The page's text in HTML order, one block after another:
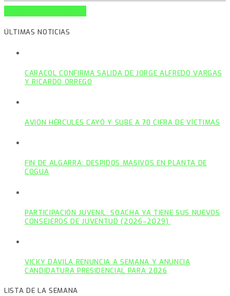
ÚLTIMAS NOTICIAS
CARACOL CONFIRMA SALIDA DE JORGE ALFREDO VARGAS
Y RICARDO ORREGO
AVIÓN HÉRCULES CAYÓ Y SUBE A 70 CIFRA DE VÍCTIMAS
FIN DE ALGARRA: DESPIDOS MASIVOS EN PLANTA DE
COGUA
PARTICIPACIÓN JUVENIL: SOACHA YA TIENE SUS NUEVOS
CONSEJEROS DE JUVENTUD (2026–2029).
VICKY DÁVILA RENUNCIA A SEMANA Y ANUNCIA
CANDIDATURA PRESIDENCIAL PARA 2026
LISTA DE LA SEMANA